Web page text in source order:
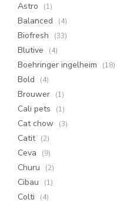
Astro (1)
Balanced (4)
Biofresh (33)
Blutive (4)
Boehringer ingelheim (18)
Bold (4)
Brouwer (1)
Cali pets (1)
Cat chow (3)
Catit (2)
Ceva (9)
Churu (2)
Cibau (1)
Colti (4)